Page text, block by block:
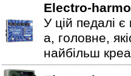
Electro-
У цій педалі
а, головне,
найбільш